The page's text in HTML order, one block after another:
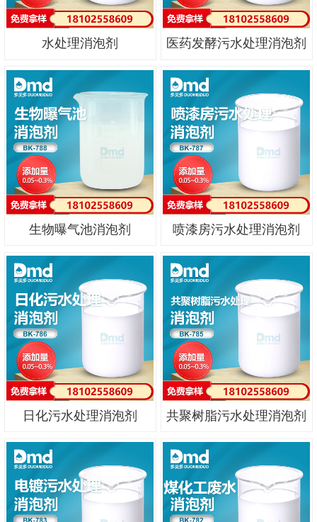
水处理消泡剂 医药发酵污水处理消泡剂
生物曝气池消泡剂 喷漆房污水处理消泡剂
日化污水处理消泡剂 共聚树脂污水处理消泡剂